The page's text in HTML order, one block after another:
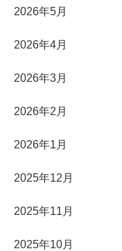
2026年5月
2026年4月
2026年3月
2026年2月
2026年1月
2025年12月
2025年11月
2025年10月